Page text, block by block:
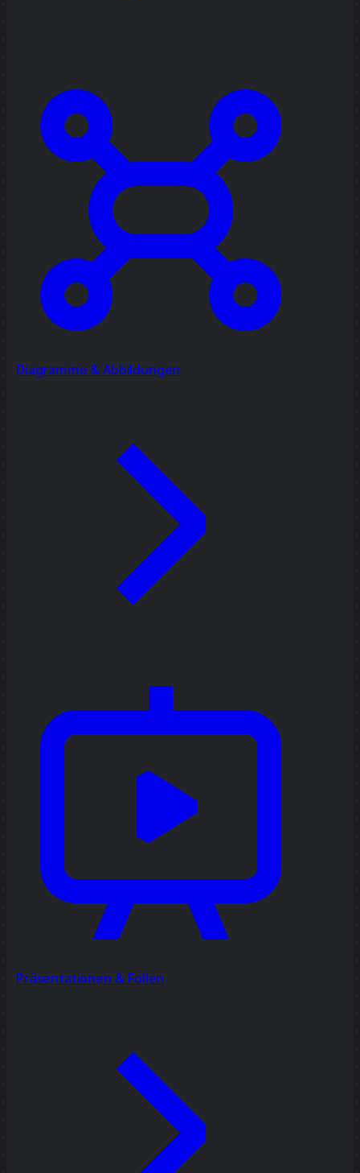
Diagramme & Abbildungen
Präsentationen & Folien